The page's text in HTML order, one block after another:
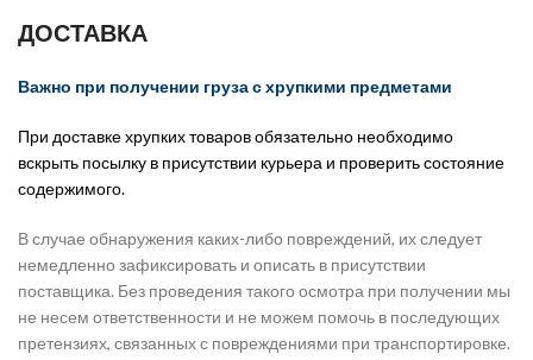
ДОСТАВКА
Важно при получении груза с хрупкими предметами
При доставке хрупких товаров обязательно необходимо
вскрыть посылку в присутствии курьера и проверить состояние
содержимого.
В случае обнаружения каких-либо повреждений, их следует
немедленно зафиксировать и описать в присутствии
поставщика. Без проведения такого осмотра при получении мы
не несем ответственности и не можем помочь в последующих
претензиях, связанных с повреждениями при транспортировке.